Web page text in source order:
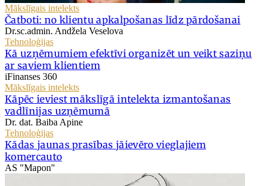
Mākslīgais intelekts
Čatboti: no klientu apkalpošanas līdz pārdošanai
Dr.sc.admin. Andžela Veselova
Tehnoloģijas
Kā uzņēmumiem efektīvi organizēt un veikt saziņu
ar saviem klientiem
iFinanses 360
Mākslīgais intelekts
Kāpēc ieviest mākslīgā intelekta izmantošanas
vadlīnijas uzņēmumā
Dr. dat. Baiba Apine
Tehnoloģijas
Kādas jaunas prasības jāievēro vieglajiem
komercauto
AS "Mapon"